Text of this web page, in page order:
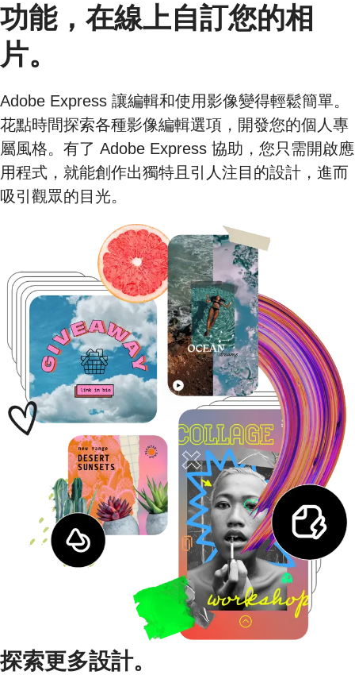
功能，在線上自訂您的相
片。
Adobe Express 讓編輯和使用影像變得輕鬆簡單。
花點時間探索各種影像編輯選項，開發您的個人專
屬風格。有了 Adobe Express 協助，您只需開啟應
用程式，就能創作出獨特且引人注目的設計，進而
吸引觀眾的目光。
探索更多設計。